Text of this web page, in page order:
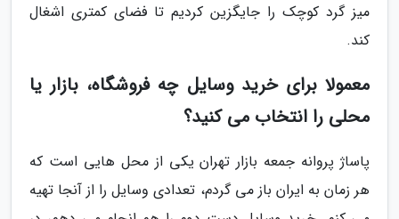
میز گرد کوچک را جایگزین کردیم تا فضای کمتری اشغال
کند.
معمولا برای خرید وسایل چه فروشگاه، بازار یا
محلی را انتخاب می کنید؟
پاساژ پروانه جمعه بازار تهران یکی از محل هایی است که
هر زمان به ایران باز می گردم، تعدادی وسایل را از آنجا تهیه